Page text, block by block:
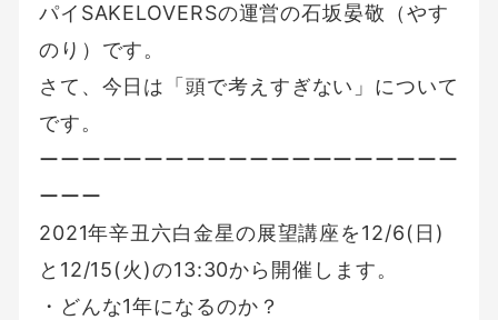
パイSAKELOVERSの運営の石坂晏敬（やす
のり）です。
さて、今日は「頭で考えすぎない」について
です。
ーーーーーーーーーーーーーーーーーーーー
ーーー
2021年辛丑六白金星の展望講座を12/6(日)
と12/15(火)の13:30から開催します。
・どんな1年になるのか？